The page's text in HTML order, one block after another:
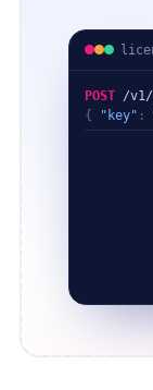
POST /
{
"key" :